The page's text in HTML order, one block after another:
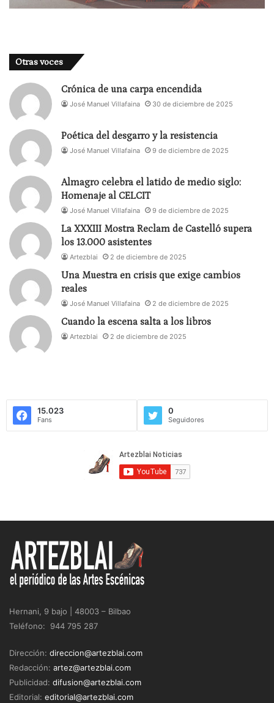
Otras voces
Crónica de una carpa encendida
José Manuel Villafaina 30 de diciembre de 2025
Poética del desgarro y la resistencia
José Manuel Villafaina 9 de diciembre de 2025
Almagro celebra el latido de medio siglo:
Homenaje al CELCIT
José Manuel Villafaina 9 de diciembre de 2025
La XXXIII Mostra Reclam de Castelló supera
los 13.000 asistentes
Artezblai 2 de diciembre de 2025
Una Muestra en crisis que exige cambios
reales
José Manuel Villafaina 2 de diciembre de 2025
Cuando la escena salta a los libros
Artezblai 2 de diciembre de 2025
15.023
Fans
0
Seguidores
Hernani, 9 bajo | 48003 – Bilbao
Teléfono: 944 795 287
Dirección: direccion@artezblai.com
Redacción: artez@artezblai.com
Publicidad: difusion@artezblai.com
Editorial: editorial@artezblai.com